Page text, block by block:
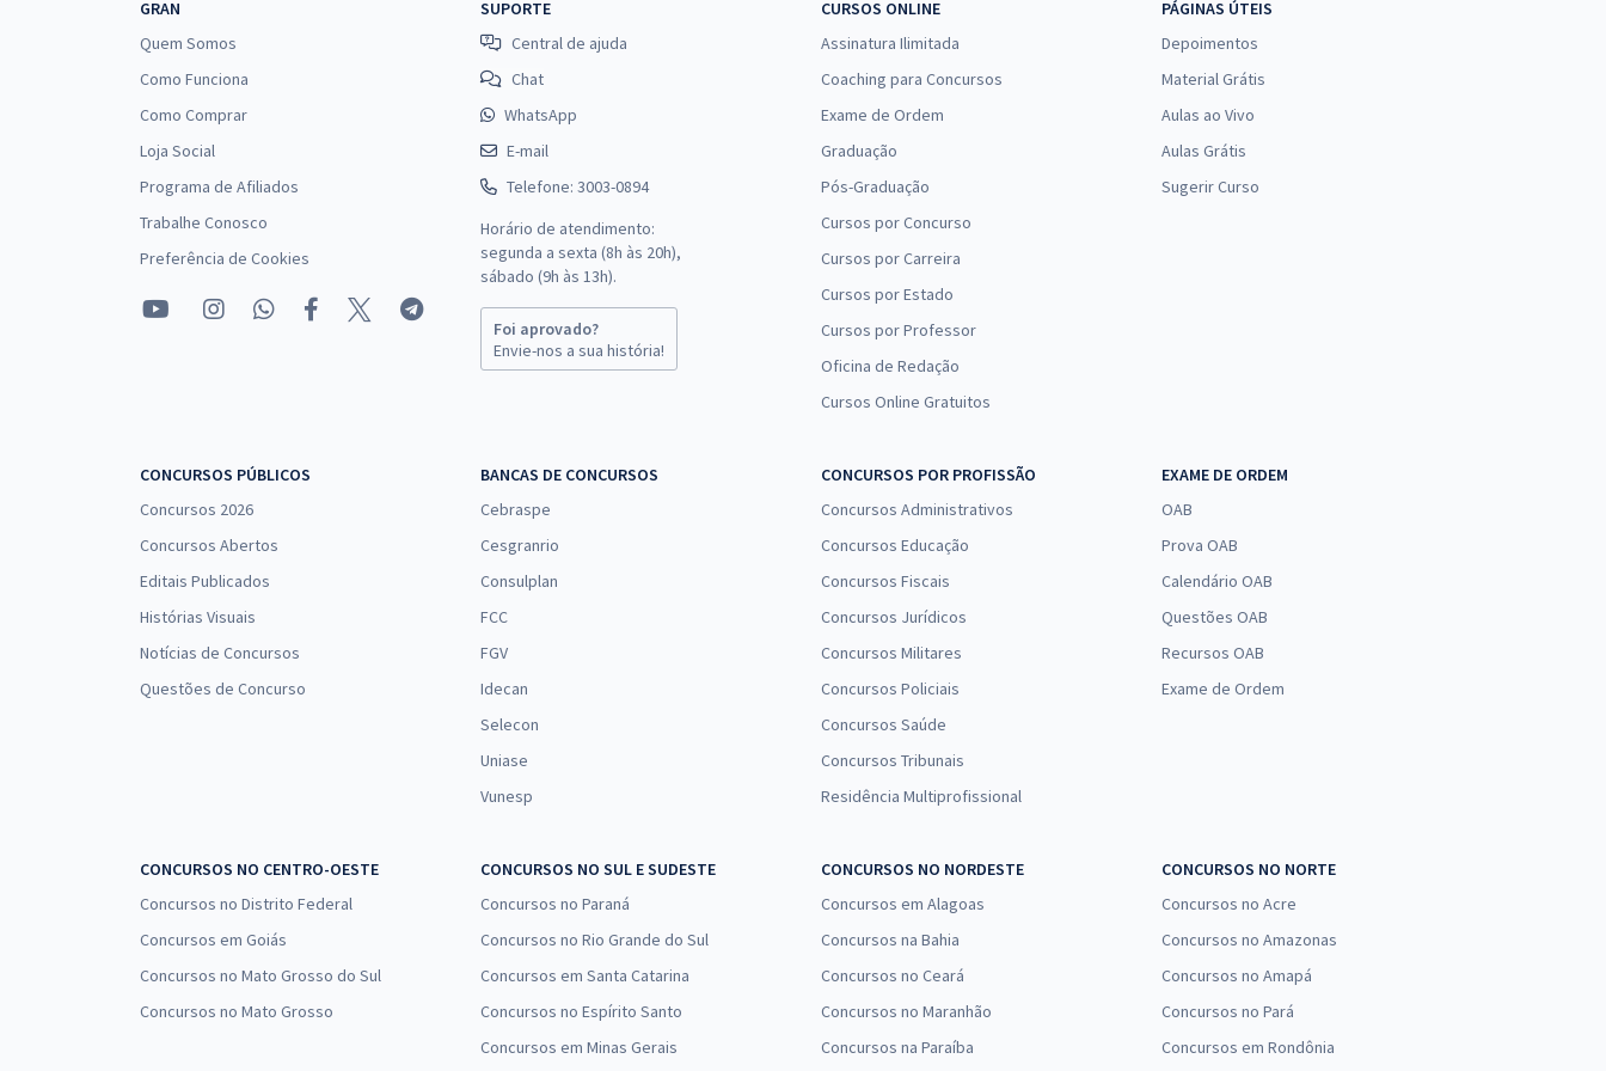
da 24ª Região - Conhecimentos Básicos para Todos
os Cargos de Analista Judiciário
Economize R$ 73,78
GRAN
Quem Somos
Como Funciona
Como Comprar
Loja Social
Programa de Afiliados
Trabalhe Conosco
Preferência de Cookies
SUPORTE
Central de ajuda
Chat
WhatsApp
E-mail
Telefone: 3003-0894
Horário de atendimento:
segunda a sexta (8h às 20h),
sábado (9h às 13h).
Foi aprovado?
Envie-nos a sua história!
CURSOS ONLINE
Assinatura Ilimitada
Coaching para Concursos
Exame de Ordem
Graduação
Pós-Graduação
Cursos por Concurso
Cursos por Carreira
Cursos por Estado
Cursos por Professor
Oficina de Redação
Cursos Online Gratuitos
PÁGINAS ÚTEIS
Depoimentos
Material Grátis
Aulas ao Vivo
Aulas Grátis
Sugerir Curso
CONCURSOS PÚBLICOS
Concursos 2026
Concursos Abertos
Editais Publicados
Histórias Visuais
Notícias de Concursos
Questões de Concurso
BANCAS DE CONCURSOS
Cebraspe
Cesgranrio
Consulplan
FCC
FGV
Idecan
Selecon
Uniase
Vunesp
CONCURSOS POR PROFISSÃO
Concursos Administrativos
Concursos Educação
Concursos Fiscais
Concursos Jurídicos
Concursos Militares
Concursos Policiais
Concursos Saúde
Concursos Tribunais
Residência Multiprofissional
EXAME DE ORDEM
OAB
Prova OAB
Calendário OAB
Questões OAB
Recursos OAB
Exame de Ordem
CONCURSOS NO CENTRO-OESTE
Concursos no Distrito Federal
Concursos em Goiás
Concursos no Mato Grosso do Sul
Concursos no Mato Grosso
CONCURSOS NO SUL E SUDESTE
Concursos no Paraná
Concursos no Rio Grande do Sul
Concursos em Santa Catarina
Concursos no Espírito Santo
Concursos em Minas Gerais
CONCURSOS NO NORDESTE
Concursos em Alagoas
Concursos na Bahia
Concursos no Ceará
Concursos no Maranhão
Concursos na Paraíba
CONCURSOS NO NORTE
Concursos no Acre
Concursos no Amazonas
Concursos no Amapá
Concursos no Pará
Concursos em Rondônia